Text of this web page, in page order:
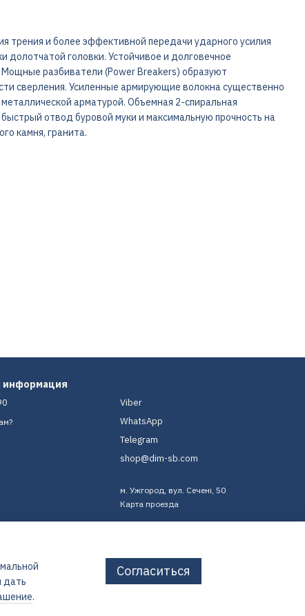
трения и более эффективной передачи ударного усилия
головки. Устойчивое и долговечное
разбиватели (Power Breakers) образуют
сверления. Усиленные армирующие волокна существенно
арматурой. Объемная 2-спиральная
отвод буровой муки и максимальную прочность на
камня, гранита.
информация
Viber
WhatsApp
Telegram
shop@dim-sb.com
м. Ужгород, вул. Сечені, 50
Карта проезда
дать
.
Согласиться